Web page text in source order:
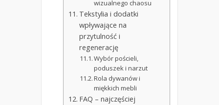
wizualnego chaosu
Tekstylia i dodatki
wpływające na
przytulność i
regenerację
Wybór pościeli,
poduszek i narzut
Rola dywanów i
miękkich mebli
FAQ – najczęściej